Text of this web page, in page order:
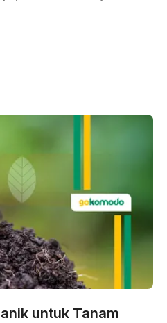
untuk Tanam